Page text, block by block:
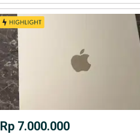
Rp 7.000.000